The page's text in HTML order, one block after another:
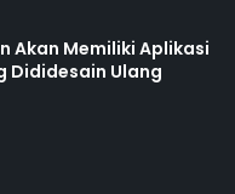
Akan Memiliki Aplikasi
Dididesain Ulang